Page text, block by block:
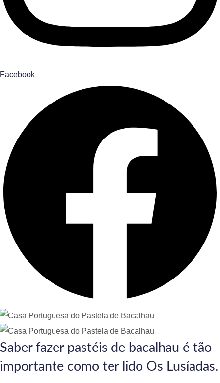
Facebook
Saber fazer pastéis de bacalhau é tão
importante como ter lido Os Lusíadas.